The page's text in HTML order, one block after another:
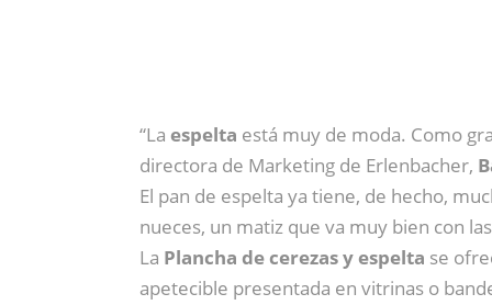
“La espelta está muy de moda. Como
directora de Marketing de Erlenbacher,
El pan de espelta ya tiene, de hecho,
nueces, un matiz que va muy bien con
La Plancha de cerezas y espelta se
apetecible presentada en vitrinas o